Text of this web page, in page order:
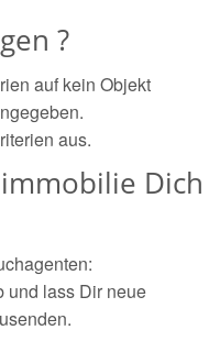
?
auf kein Objekt
aus.
Dich
und lass Dir neue